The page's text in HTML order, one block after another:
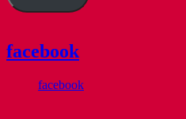
facebook
facebook